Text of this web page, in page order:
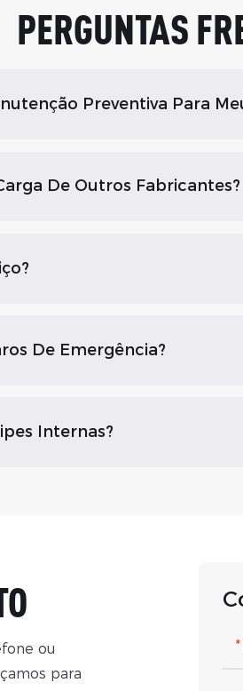
PERGUNTAS
Preventiva Para
De Outros Fabricantes?
De Emergência?
Internas?
ou
para